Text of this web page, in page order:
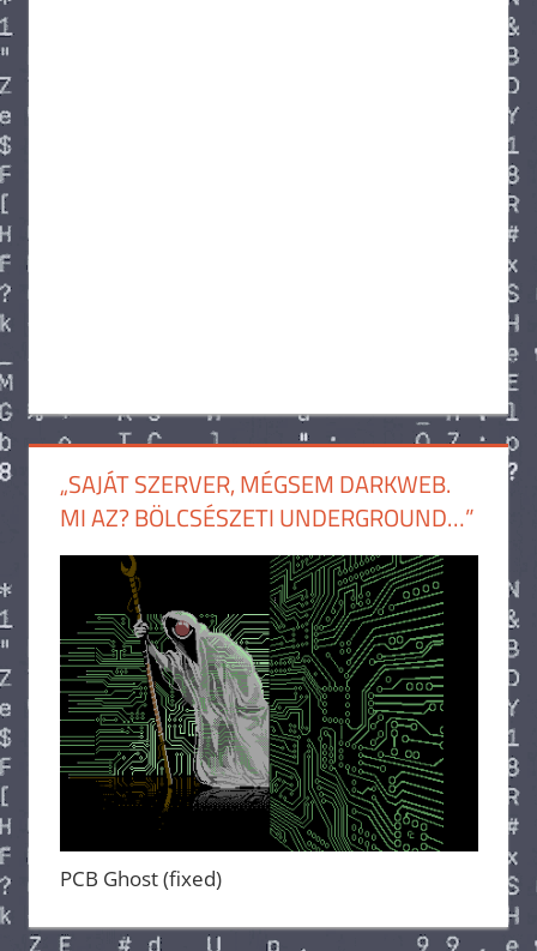
„SAJÁT SZERVER, MÉGSEM DARKWEB.
MI AZ? BÖLCSÉSZETI UNDERGROUND…”
PCB Ghost (fixed)